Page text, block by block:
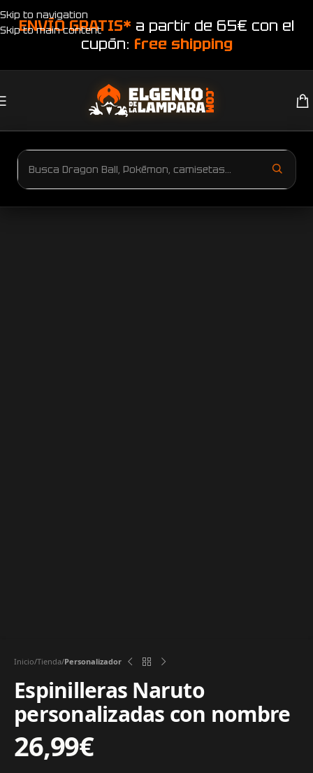
Skip to navigation
Skip to main content
ENVÍO GRATIS* a partir de 65€ con el
cupón: free shipping
Inicio Tienda Personalizador
Espinilleras Naruto
personalizadas con nombre
26,99€